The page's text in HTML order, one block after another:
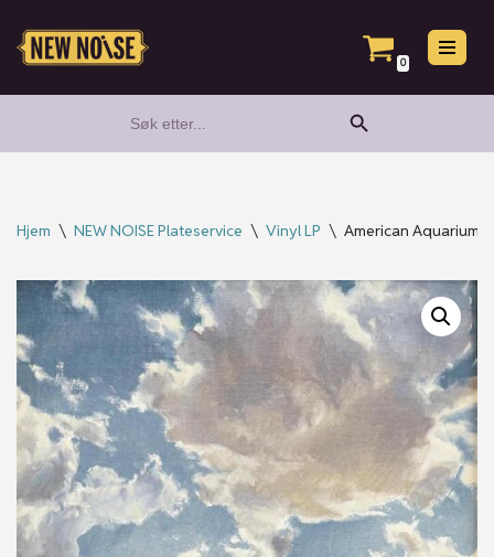
Hopp
0
for:
Search Button
Hjem \ NEW NOISE Plateservice \ Vinyl LP \ American Aquarium -